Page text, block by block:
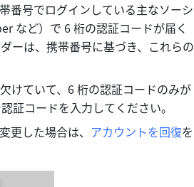
番号でログインしている主なソーシ
など）で 6 桁の認証コードが届く
ーは、携帯番号に基づき、これらの
けていて、6 桁の認証コードのみが
証コードを入力してください。
更した場合は、 アカウントを回復を